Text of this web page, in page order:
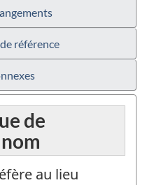
référence
de
au lieu